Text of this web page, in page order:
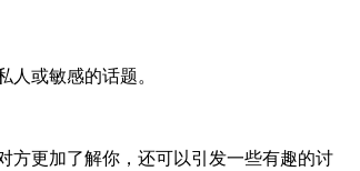
或敏感的话题。
方更加了解你，还可以引发一些有趣的讨